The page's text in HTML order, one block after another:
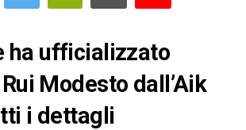
ha ufficializzato
Modesto dall’Aik
i dettagli